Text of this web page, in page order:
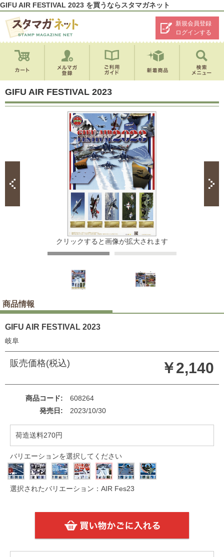
GIFU AIR FESTIVAL 2023 を買うならスタマガネット
新規会員登録
ログインする
GIFU AIR FESTIVAL 2023
クリックすると画像が拡大されます
商品情報
GIFU AIR FESTIVAL 2023
岐阜
販売価格(税込) ￥2,140
商品コード
608264
発売日
2023/10/30
荷造送料270円
バリエーションを選択してください
選択されたバリエーション：AIR Fes23